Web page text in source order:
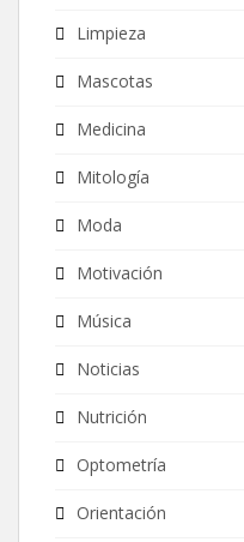
Limpieza
Mascotas
Medicina
Mitología
Moda
Motivación
Música
Noticias
Nutrición
Optometría
Orientación